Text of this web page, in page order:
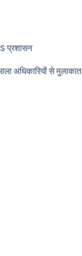
प्रशासन
अधिकारियों से मुलाकात